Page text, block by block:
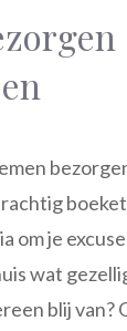
om je
wat
blij van?